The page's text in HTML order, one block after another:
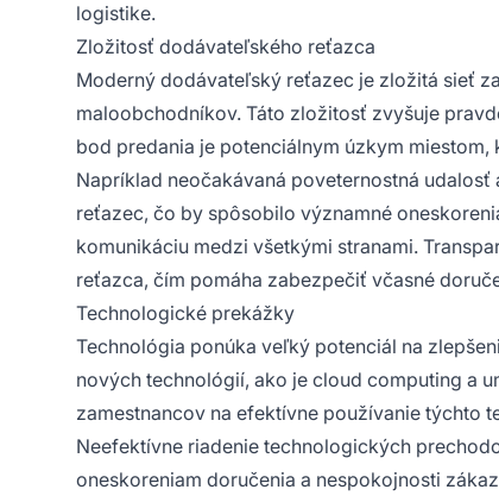
logistike.
Zložitosť dodávateľského reťazca
Moderný dodávateľský reťazec je zložitá sieť
maloobchodníkov. Táto zložitosť zvyšuje
bod predania je potenciálnym úzkym
Napríklad neočakávaná poveternostná
reťazec, čo by spôsobilo významné
komunikáciu medzi všetkými stranami.
reťazca, čím pomáha zabezpečiť včasné
Technologické prekážky
Technológia ponúka veľký potenciál na
nových technológií, ako je cloud computing a
zamestnancov na efektívne používanie týchto
Neefektívne riadenie technologických
oneskoreniam doručenia a nespokojnosti